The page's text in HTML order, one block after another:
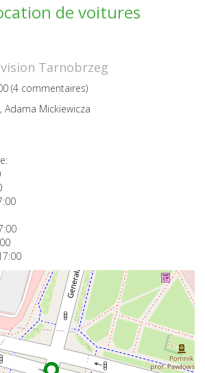
de voitures
Tarnobrzeg
(4 commentaires)
Adama Mickiewicza